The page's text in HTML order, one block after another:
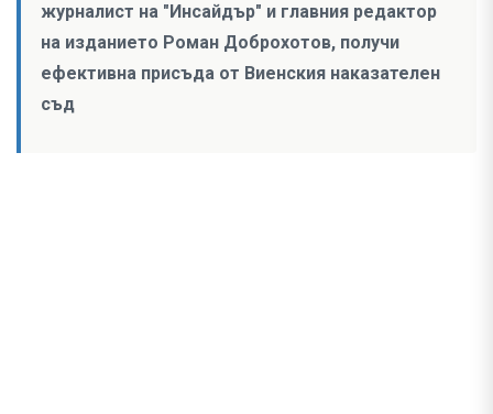
журналист на "Инсайдър" и главния редактор
на изданието Роман Доброхотов, получи
ефективна присъда от Виенския наказателен
съд